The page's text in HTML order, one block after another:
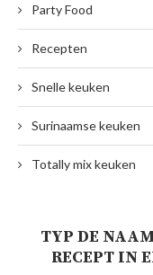
Party Food
Recepten
Snelle keuken
Surinaamse keuken
Totally mix keuken
TYP DE
RECEPT IN